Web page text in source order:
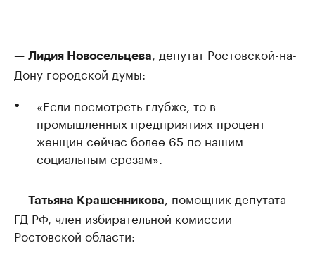
— Лидия Новосельцева
, депутат Ростовской-на-
Дону городской думы:
«Если посмотреть глубже, то в
промышленных предприятиях процент
женщин сейчас более 65 по нашим
социальным срезам».
— Татьяна Крашенникова
, помощник депутата
ГД РФ, член избирательной комиссии
Ростовской области: